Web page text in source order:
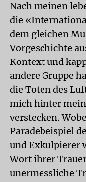
Nach meinen
die
dem gleichen
Vorgeschichte
Kontext und
andere Gruppe
die Toten des
mich hinter
verstecken.
Paradebeispiel
und Exkulpierer
Wort ihrer
unermessliche